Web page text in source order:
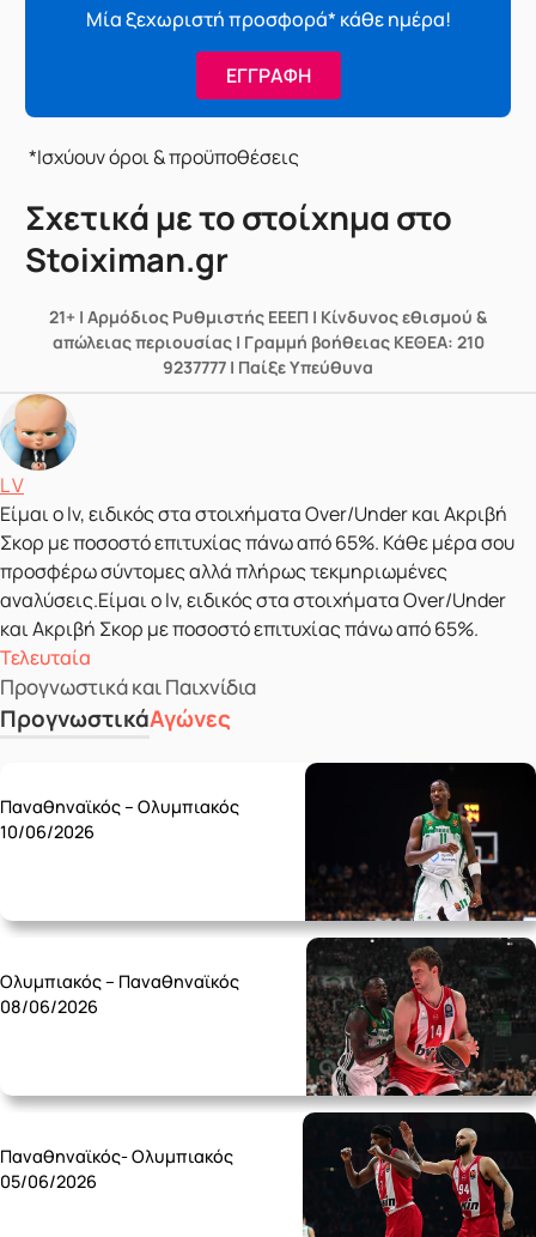
Τελευταία
Προγνωστικά και Παιχνίδια
ΠρογνωστικάΑγώνες
Παναθηναϊκός – Ολυμπιακός
10/06/2026
Ολυμπιακός – Παναθηναϊκός
08/06/2026
Παναθηναϊκός- Ολυμπιακός
05/06/2026
Μία ξεχωριστή προσφορά* κάθε ημέρα!
ΕΓΓΡΑΦΗ
*Ισχύουν όροι & προϋποθέσεις
Σχετικά με το στοίχημα στο
Stoiximan.gr
21+ | Αρμόδιος Ρυθμιστής ΕΕΕΠ | Κίνδυνος εθισμού &
απώλειας περιουσίας | Γραμμή βοήθειας ΚΕΘΕΑ: 210
9237777 | Παίξε Υπεύθυνα
Δημοσιεύτηκε από
L V
Είμαι ο lv, ειδικός στα στοιχήματα Over/Under και Ακριβή
Σκορ με ποσοστό επιτυχίας πάνω από 65%. Κάθε μέρα σου
προσφέρω σύντομες αλλά πλήρως τεκμηριωμένες
αναλύσεις.Είμαι ο lv, ειδικός στα στοιχήματα Over/Under
και Ακριβή Σκορ με ποσοστό επιτυχίας πάνω από 65%.